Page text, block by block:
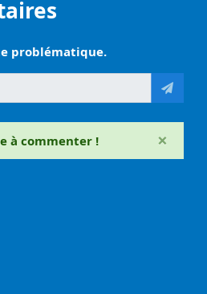
problématique.
×
à commenter !